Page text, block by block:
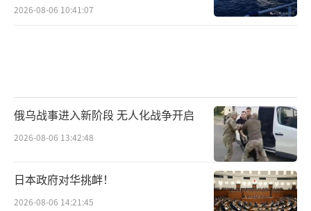
2026-08-06 10:41:07
俄乌战事进入新阶段 无人化战争开启
2026-08-06 13:42:48
日本政府对华挑衅！
2026-08-06 14:21:45